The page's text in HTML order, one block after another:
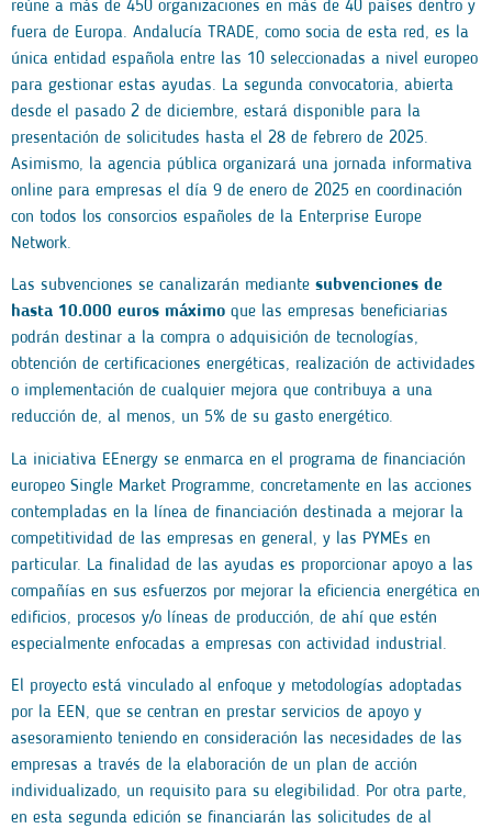
reúne a más de 450 organizaciones en más de 40 países dentro y
fuera de Europa. Andalucía TRADE, como socia de esta red, es la
única entidad española entre las 10 seleccionadas a nivel europeo
para gestionar estas ayudas. La segunda convocatoria, abierta
desde el pasado 2 de diciembre, estará disponible para la
presentación de solicitudes hasta el 28 de febrero de 2025.
Asimismo, la agencia pública organizará una jornada informativa
online para empresas el día 9 de enero de 2025 en coordinación
con todos los consorcios españoles de la Enterprise Europe
Network.
Las subvenciones se canalizarán mediante subvenciones de
hasta 10.000 euros máximo que las empresas beneficiarias
podrán destinar a la compra o adquisición de tecnologías,
obtención de certificaciones energéticas, realización de actividades
o implementación de cualquier mejora que contribuya a una
reducción de, al menos, un 5% de su gasto energético.
La iniciativa EEnergy se enmarca en el programa de financiación
europeo Single Market Programme, concretamente en las acciones
contempladas en la línea de financiación destinada a mejorar la
competitividad de las empresas en general, y las PYMEs en
particular. La finalidad de las ayudas es proporcionar apoyo a las
compañías en sus esfuerzos por mejorar la eficiencia energética en
edificios, procesos y/o líneas de producción, de ahí que estén
especialmente enfocadas a empresas con actividad industrial.
El proyecto está vinculado al enfoque y metodologías adoptadas
por la EEN, que se centran en prestar servicios de apoyo y
asesoramiento teniendo en consideración las necesidades de las
empresas a través de la elaboración de un plan de acción
individualizado, un requisito para su elegibilidad. Por otra parte,
en esta segunda edición se financiarán las solicitudes de al